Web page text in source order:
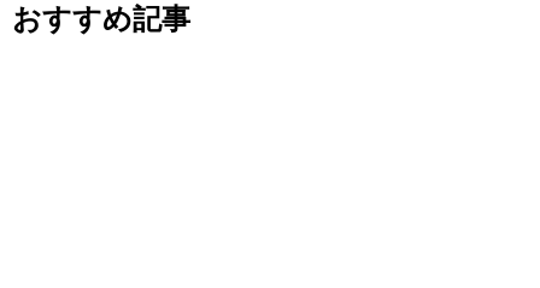
おすすめ記事